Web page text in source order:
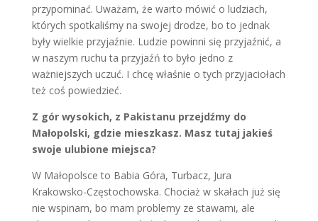
przypominać. Uważam, że warto mówić o ludziach,
których spotkaliśmy na swojej drodze, bo to jednak
były wielkie przyjaźnie. Ludzie powinni się przyjaźnić, a
w naszym ruchu ta przyjaźń to było jedno z
ważniejszych uczuć. I chcę właśnie o tych przyjaciołach
też coś powiedzieć.
Z gór wysokich, z Pakistanu przejdźmy do
Małopolski, gdzie mieszkasz. Masz tutaj jakieś
swoje ulubione miejsca?
W Małopolsce to Babia Góra, Turbacz, Jura
Krakowsko-Częstochowska. Chociaż w skałach już się
nie wspinam, bo mam problemy ze stawami, ale